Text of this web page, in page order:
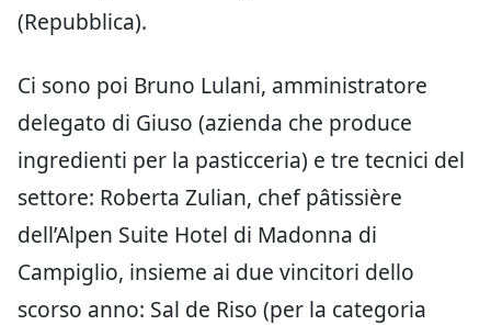
(Repubblica).
Ci sono poi Bruno Lulani, amministratore
delegato di Giuso (azienda che produce
ingredienti per la pasticceria) e tre tecnici del
settore: Roberta Zulian, chef pâtissière
dell’Alpen Suite Hotel di Madonna di
Campiglio, insieme ai due vincitori dello
scorso anno: Sal de Riso (per la categoria